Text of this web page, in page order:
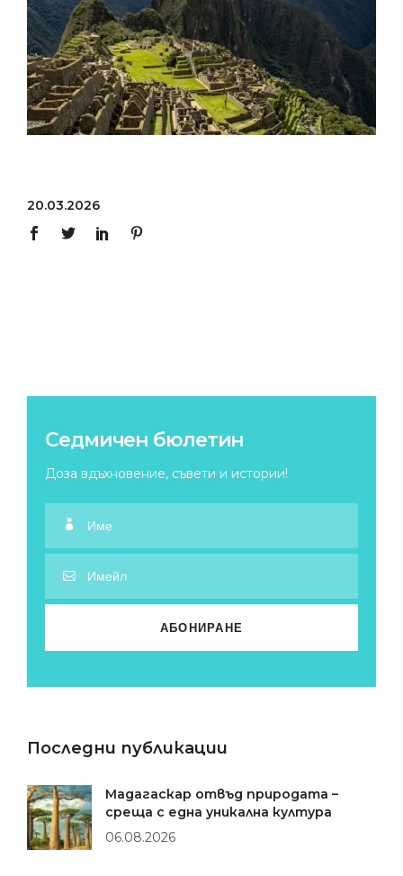
20.03.2026
Седмичен бюлетин
Доза вдъхновение, съвети и истории!
Последни публикации
Мадагаскар отвъд природата –
среща с една уникална култура
06.08.2026